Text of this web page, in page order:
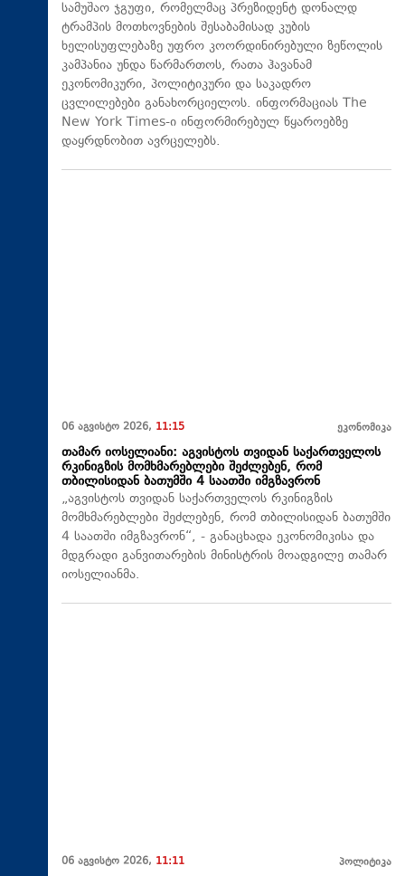
სამუშაო ჯგუფი, რომელმაც პრეზიდენტ დონალდ
ტრამპის მოთხოვნების შესაბამისად კუბის
ხელისუფლებაზე უფრო კოორდინირებული ზეწოლის
კამპანია უნდა წარმართოს, რათა ჰავანამ
ეკონომიკური, პოლიტიკური და საკადრო
ცვლილებები განახორციელოს. ინფორმაციას The
New York Times-ი ინფორმირებულ წყაროებზე
დაყრდნობით ავრცელებს.
06 აგვისტო 2026, 11:15 ეკონომიკა
თამარ იოსელიანი: აგვისტოს თვიდან საქართველოს
რკინიგზის მომხმარებლები შეძლებენ, რომ
თბილისიდან ბათუმში 4 საათში იმგზავრონ
„აგვისტოს თვიდან საქართველოს რკინიგზის
მომხმარებლები შეძლებენ, რომ თბილისიდან ბათუმში
4 საათში იმგზავრონ“, - განაცხადა ეკონომიკისა და
მდგრადი განვითარების მინისტრის მოადგილე თამარ
იოსელიანმა.
06 აგვისტო 2026, 11:11 პოლიტიკა